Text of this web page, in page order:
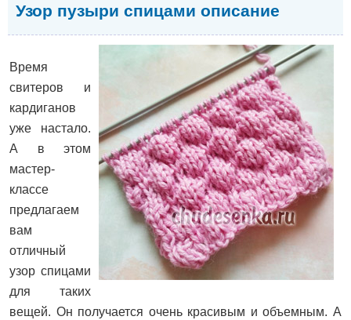
Узор пузыри спицами описание
Время
свитеров и
кардиганов
уже настало.
А в этом
мастер-
классе
предлагаем
вам
отличный
узор спицами
для таких
вещей. Он получается очень красивым и объемным. А